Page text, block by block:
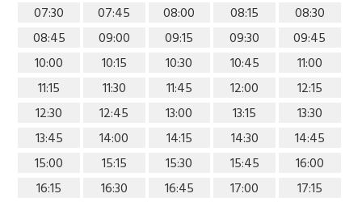
07:30
07:45 08:00 08:15
08:30
08:45
09:00 09:15 09:30
09:45
10:00
10:15 10:30 10:45
11:00
11:15
11:30 11:45 12:00
12:15
12:30
12:45 13:00 13:15
13:30
13:45
14:00 14:15 14:30
14:45
15:00
15:15 15:30 15:45
16:00
16:15
16:30 16:45 17:00
17:15